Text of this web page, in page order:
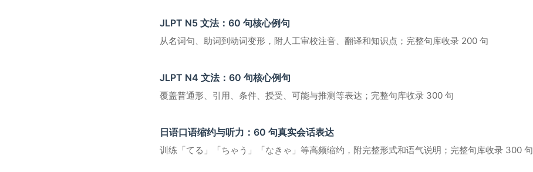
JLPT N5 文法：60 句核心例句
从名词句、助词到动词变形，附人工审校注音、翻译和知识点；完整句库收录 200 句
JLPT N4 文法：60 句核心例句
覆盖普通形、引用、条件、授受、可能与推测等表达；完整句库收录 300 句
日语口语缩约与听力：60 句真实会话表达
训练「てる」「ちゃう」「なきゃ」等高频缩约，附完整形式和语气说明；完整句库收录 300 句